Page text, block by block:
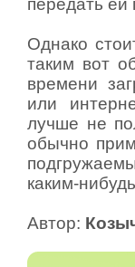
Однако
таким вот
времени
или
лучше не
обычно
каким-
Автор: